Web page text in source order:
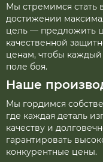
Мы стремимся
достижении
цель — предложить
качественной
ценам, чтобы каждый
поле боя.
Наше
Мы гордимся
где каждая деталь
качеству и
гарантировать
конкурентные цены.